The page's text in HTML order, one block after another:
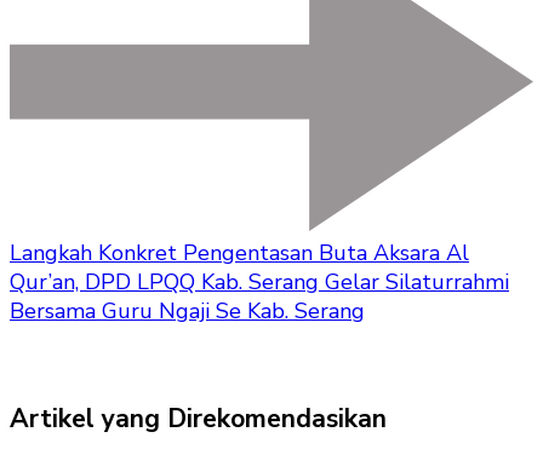
Langkah Konkret Pengentasan Buta Aksara Al
Qur’an, DPD LPQQ Kab. Serang Gelar Silaturrahmi
Bersama Guru Ngaji Se Kab. Serang
Artikel yang Direkomendasikan